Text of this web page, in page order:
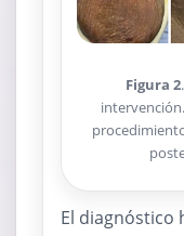
Figura 2
El